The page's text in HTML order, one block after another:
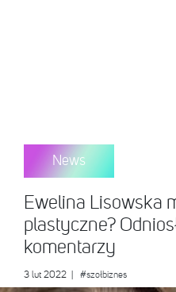
News
Ewelina Lisowska
plastyczne?
komentarzy
3 lut 2022 #szołbiznes